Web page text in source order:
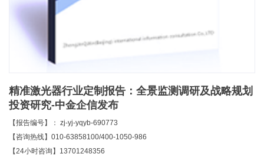
精准激光器行业定制报告：全景监测调研及战略规划
投资研究-中金企信发布
【报告编号】： zj-yj-yqyb-690773
【咨询热线】010-63858100/400-1050-986
【24小时咨询】13701248356